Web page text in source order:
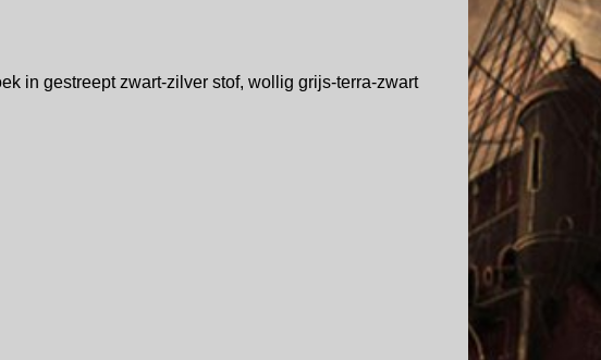
in gestreept zwart-zilver stof, wollig grijs-terra-zwart